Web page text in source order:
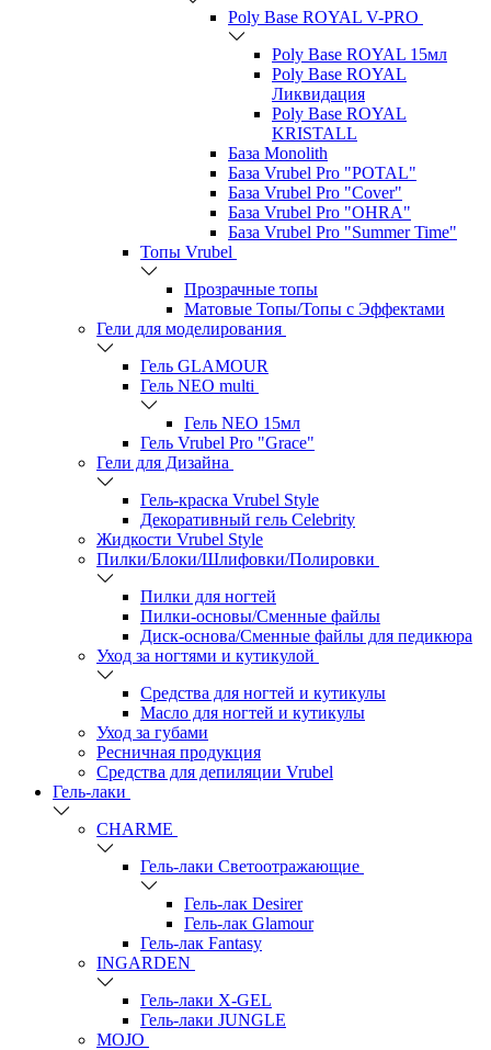
Poly Base ROYAL V-PRO
Poly Base ROYAL 15мл
Poly Base ROYAL
Ликвидация
Poly Base ROYAL
KRISTALL
База Monolith
База Vrubel Pro "POTAL"
База Vrubel Pro "Сover"
База Vrubel Pro "OHRA"
База Vrubel Pro "Summer Time"
Топы Vrubel
Прозрачные топы
Матовые Топы/Топы с Эффектами
Гели для моделирования
Гель GLAMOUR
Гель NEO multi
Гель NEO 15мл
Гель Vrubel Pro "Grace"
Гели для Дизайна
Гель-краска Vrubel Style
Декоративный гель Celebrity
Жидкости Vrubel Style
Пилки/Блоки/Шлифовки/Полировки
Пилки для ногтей
Пилки-основы/Сменные файлы
Диск-основа/Сменные файлы для педикюра
Уход за ногтями и кутикулой
Средства для ногтей и кутикулы
Масло для ногтей и кутикулы
Уход за губами
Ресничная продукция
Средства для депиляции Vrubel
Гель-лаки
СHARME
Гель-лаки Светоотражающие
Гель-лак Desirer
Гель-лак Glamour
Гель-лак Fantasy
INGARDEN
Гель-лаки Х-GEL
Гель-лаки JUNGLE
MOJO